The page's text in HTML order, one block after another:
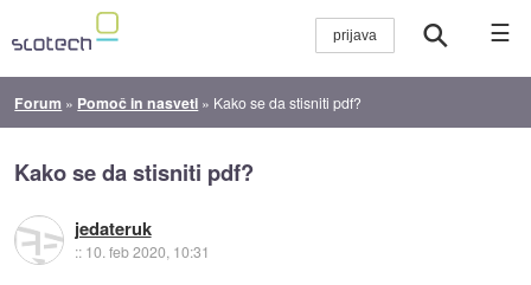
☰
Forum » Pomoč in nasveti » Kako se da stisniti pdf?
Kako se da stisniti pdf?
jedateruk
:: 10. feb 2020, 10:31